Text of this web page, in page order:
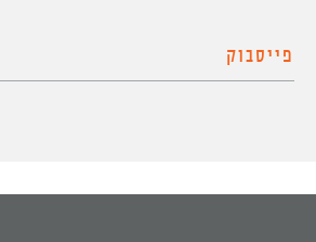
פייסבוק